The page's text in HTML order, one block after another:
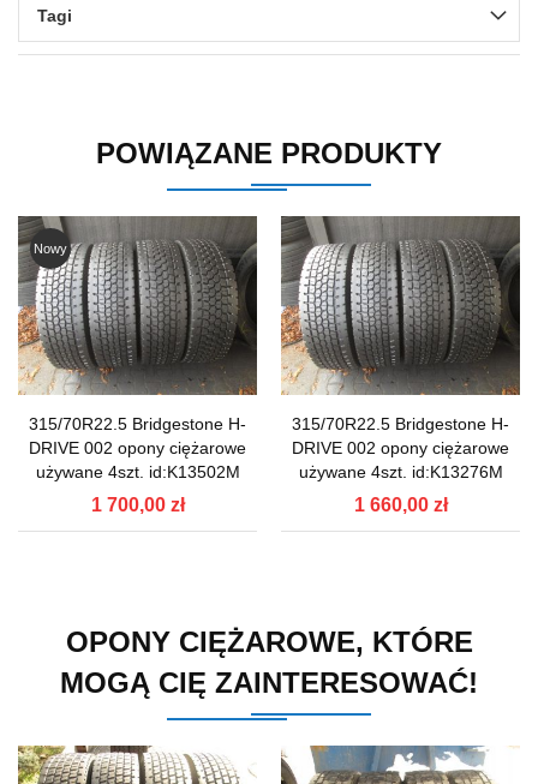
Tagi
POWIĄZANE PRODUKTY
Nowy
315/70R22.5 Bridgestone H-
DRIVE 002 opony ciężarowe
używane 4szt. id:K13502M
1 700,00 zł
315/70R22.5 Bridgestone H-
DRIVE 002 opony ciężarowe
używane 4szt. id:K13276M
1 660,00 zł
OPONY CIĘŻAROWE, KTÓRE
MOGĄ CIĘ ZAINTERESOWAĆ!